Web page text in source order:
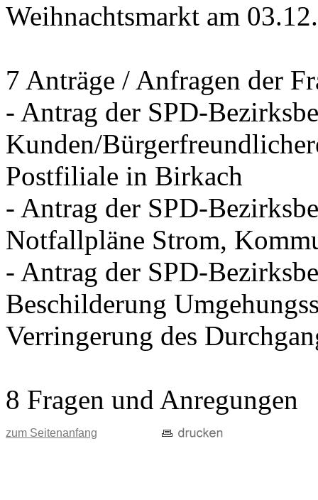
Weihnachtsmarkt am
7 Anträge / Anfragen der
- Antrag der SPD-
Kunden/
Postfiliale in Birkach
- Antrag der SPD-
Notfallpläne Strom,
- Antrag der SPD-
Beschilderung
Verringerung des
8 Fragen und Anregungen
zum Seitenanfang